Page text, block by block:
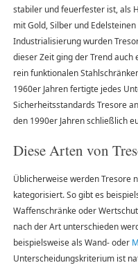
stabiler und feuerfester ist, als
mit Gold, Silber und
Industrialisierung wurden
dieser Zeit ging der Trend auch
rein funktionalen
1960er Jahren fertigte jedes
Sicherheitsstandards Tresore
den 1990er Jahren schließlich
Diese Arten von
Üblicherweise werden Tresore
kategorisiert. So gibt es
Waffenschränke oder
nach der Art unterschieden
beispielsweise als Wand- oder
Unterscheidungskriterium ist